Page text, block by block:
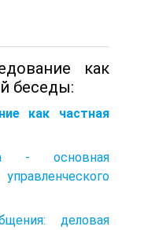
как
беседы:
как частная
- основная
деловая